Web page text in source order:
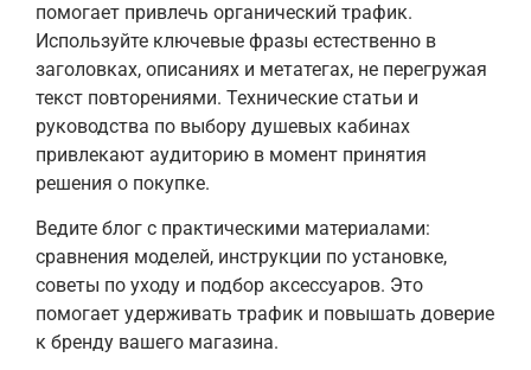
помогает привлечь органический трафик.
Используйте ключевые фразы естественно в
заголовках, описаниях и метатегах, не перегружая
текст повторениями. Технические статьи и
руководства по выбору душевых кабинах
привлекают аудиторию в момент принятия
решения о покупке.
Ведите блог с практическими материалами:
сравнения моделей, инструкции по установке,
советы по уходу и подбор аксессуаров. Это
помогает удерживать трафик и повышать доверие
к бренду вашего магазина.